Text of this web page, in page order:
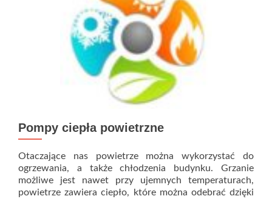
Pompy ciepła powietrzne
Otaczające nas powietrze można wykorzystać do
ogrzewania, a także chłodzenia budynku. Grzanie
możliwe jest nawet przy ujemnych temperaturach,
powietrze zawiera ciepło, które można odebrać dzięki